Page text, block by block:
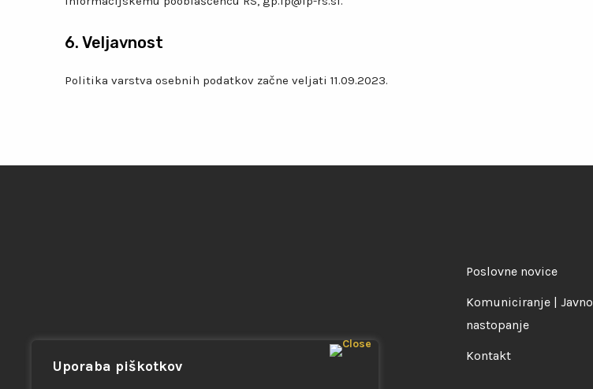
Uporaba piškotkov
6. Veljavnost
Politika varstva osebnih podatkov začne veljati 11.09.2023.
Poslovne novice
Komuniciranje | Javno
nastopanje
Kontakt